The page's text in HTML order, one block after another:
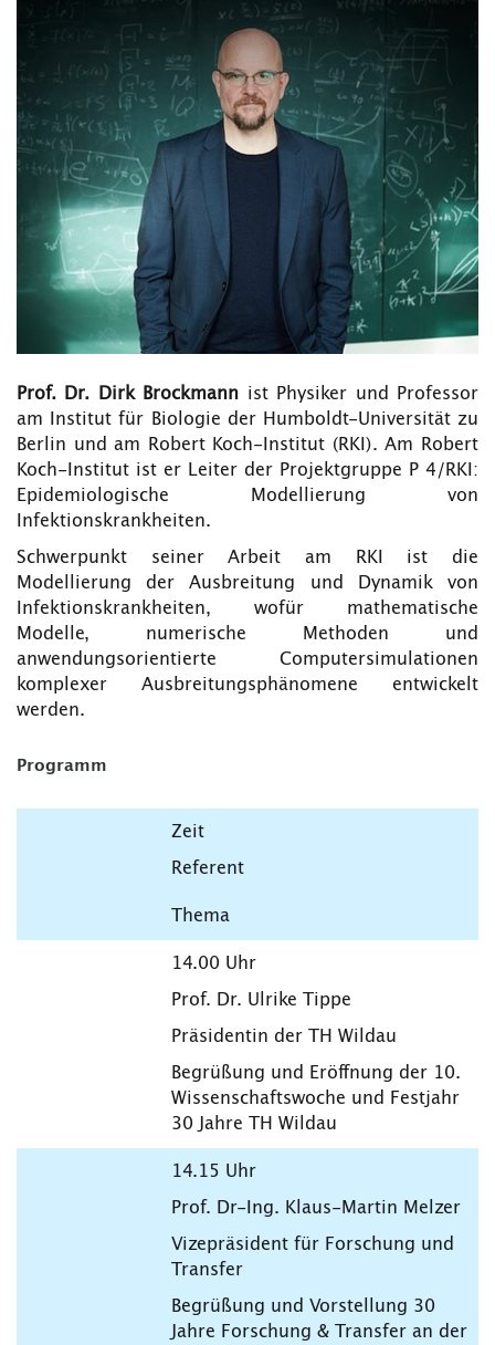
Prof. Dr. Dirk Brockmann ist Physiker und Professor
am Institut für Biologie der Humboldt-Universität zu
Berlin und am Robert Koch-Institut (RKI). Am Robert
Koch-Institut ist er Leiter der Projektgruppe P 4/RKI:
Epidemiologische Modellierung von
Infektionskrankheiten.
Schwerpunkt seiner Arbeit am RKI ist die
Modellierung der Ausbreitung und Dynamik von
Infektionskrankheiten, wofür mathematische
Modelle, numerische Methoden und
anwendungsorientierte Computersimulationen
komplexer Ausbreitungsphänomene entwickelt
werden.
Programm
Zeit
Referent
Thema
14.00 Uhr
Prof. Dr. Ulrike Tippe
Präsidentin der TH Wildau
Begrüßung und Eröffnung der 10.
Wissenschaftswoche und Festjahr
30 Jahre TH Wildau
14.15 Uhr
Prof. Dr-Ing. Klaus-Martin Melzer
Vizepräsident für Forschung und
Transfer
Begrüßung und Vorstellung 30
Jahre Forschung & Transfer an der